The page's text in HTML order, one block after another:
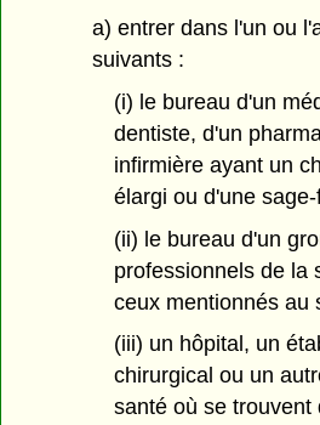
a) entrer dans l'un ou
suivants :
(i) le bureau d'un
dentiste, d'un
infirmière ayant un
élargi ou d'une
(ii) le bureau d'un
professionnels de la
ceux mentionnés au
(iii) un hôpital, un
chirurgical ou un
santé où se trouvent